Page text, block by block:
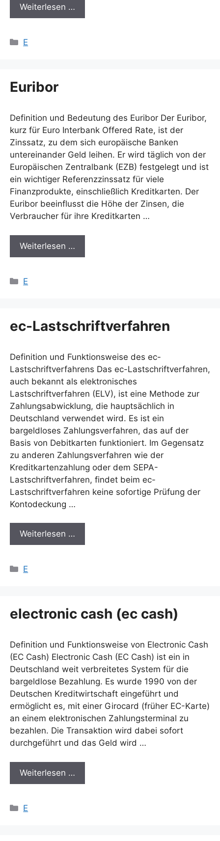
Weiterlesen …
Kategorien
E
Euribor
Definition und Bedeutung des Euribor Der Euribor,
kurz für Euro Interbank Offered Rate, ist der
Zinssatz, zu dem sich europäische Banken
untereinander Geld leihen. Er wird täglich von der
Europäischen Zentralbank (EZB) festgelegt und ist
ein wichtiger Referenzzinssatz für viele
Finanzprodukte, einschließlich Kreditkarten. Der
Euribor beeinflusst die Höhe der Zinsen, die
Verbraucher für ihre Kreditkarten …
Weiterlesen …
Kategorien
E
ec-Lastschriftverfahren
Definition und Funktionsweise des ec-
Lastschriftverfahrens Das ec-Lastschriftverfahren,
auch bekannt als elektronisches
Lastschriftverfahren (ELV), ist eine Methode zur
Zahlungsabwicklung, die hauptsächlich in
Deutschland verwendet wird. Es ist ein
bargeldloses Zahlungsverfahren, das auf der
Basis von Debitkarten funktioniert. Im Gegensatz
zu anderen Zahlungsverfahren wie der
Kreditkartenzahlung oder dem SEPA-
Lastschriftverfahren, findet beim ec-
Lastschriftverfahren keine sofortige Prüfung der
Kontodeckung …
Weiterlesen …
Kategorien
E
electronic cash (ec cash)
Definition und Funktionsweise von Electronic Cash
(EC Cash) Electronic Cash (EC Cash) ist ein in
Deutschland weit verbreitetes System für die
bargeldlose Bezahlung. Es wurde 1990 von der
Deutschen Kreditwirtschaft eingeführt und
ermöglicht es, mit einer Girocard (früher EC-Karte)
an einem elektronischen Zahlungsterminal zu
bezahlen. Die Transaktion wird dabei sofort
durchgeführt und das Geld wird …
Weiterlesen …
Kategorien
E